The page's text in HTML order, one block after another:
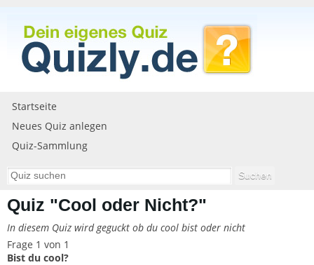
Startseite
Neues Quiz anlegen
Quiz-Sammlung
Quiz "Cool oder Nicht?"
In diesem Quiz wird geguckt ob du cool bist oder nicht
Frage 1 von 1
Bist du cool?